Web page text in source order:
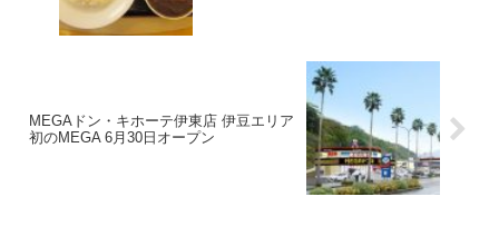
MEGAドン・キホーテ伊東店 伊豆エリア
初のMEGA 6月30日オープン